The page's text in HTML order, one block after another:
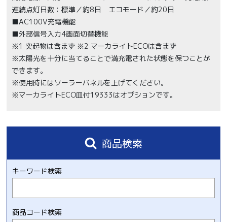
連続点灯日数：標準／約8日 エコモード／約20日
■AC100V充電機能
■外部信号入力4画面切替機能
※1 突起物は含まず ※2 マーカライトECOは含まず
※太陽光を十分に当てることで満充電された状態を保つことが
できます。
※使用時にはソーラーパネルを上げてください。
※マーカライトECO皿付19333はオプションです。
商品検索
キーワード検索
商品コード検索